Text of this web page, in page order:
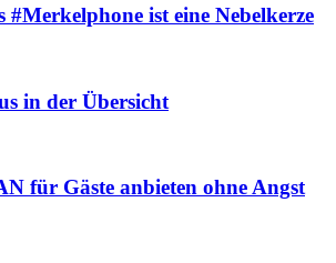
ist eine Nebelkerze
in der Übersicht
für Gäste anbieten ohne Angst